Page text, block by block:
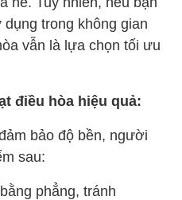
trong không gian
vẫn là lựa chọn tối ưu
điều hòa hiệu quả:
bảo độ bền, người
sau:
phẳng, tránh